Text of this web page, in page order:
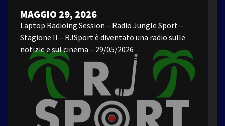
MAGGIO 29, 2026
Laptop Radioing Session – Radio Jungle Sport –
Stagione II – RJSport è diventato una radio sulle
notizie e sul cinema – 29/05/2026